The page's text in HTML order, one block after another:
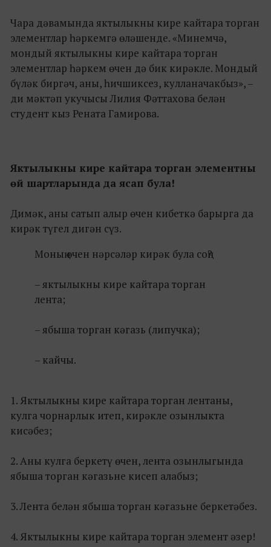
Чара дәвамында яктылыкны кире кайтара торган
элементлар һәркемгә өләшенде. «Минемчә,
мондый яктылыкны кире кайтара торган
элементлар һәркем өчен дә бик кирәкле. Мондый
бүләк биргәч, аны, һичшиксез, кулланачакбыз», –
ди мәктәп укучысы Лилия Фәттахова белән
студент кыз Рената Гамирова.
Яктылыкны кире кайтара торган элементны
өй шартларында да ясап була!
Димәк, аны сатып алыр өчен кибеткә барырга да
кирәк түгел дигән сүз.
Моның өчен нәрсәләр кирәк була соң?
– яктылыкны кире кайтара торган
лента;
– ябыша торган кәгазь (липучка);
– кайчы.
1. Яктылыкны кире кайтара торган лентаны,
кулга чорнарлык итеп, кирәкле озынлыкта
кисәбез;
2. Аны кулга беркетү өчен, лента озынлыгында
ябыша торган кәгазьне кисеп алабыз;
3. Лента белән ябыша торган кәгазьне беркетәбез.
4. Яктылыкны кире кайтара торган элемент әзер!